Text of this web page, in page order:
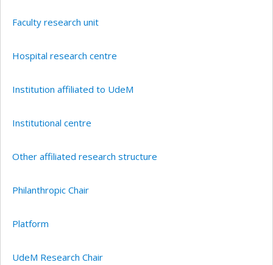
Faculty research unit
Hospital research centre
Institution affiliated to UdeM
Institutional centre
Other affiliated research structure
Philanthropic Chair
Platform
UdeM Research Chair